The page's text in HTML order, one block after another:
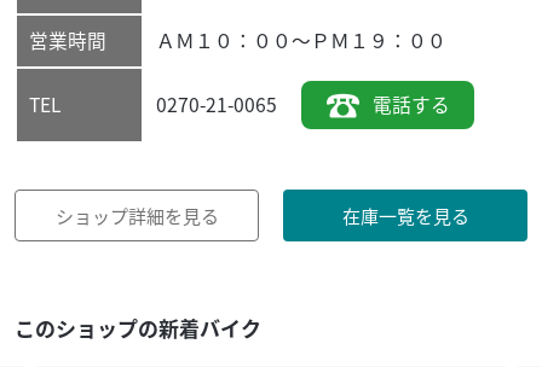
営業時間
ＡＭ１０：００～ＰＭ１９：００
TEL 0270-21-0065 電話する
ショップ詳細を見る 在庫一覧を見る
このショップの新着バイク